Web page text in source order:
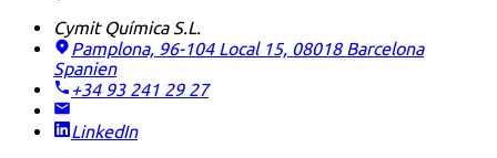
Cymit Química S.L.
Pamplona, 96-104 Local 15, 08018 Barcelona
Spanien
+34 93 241 29 27
LinkedIn